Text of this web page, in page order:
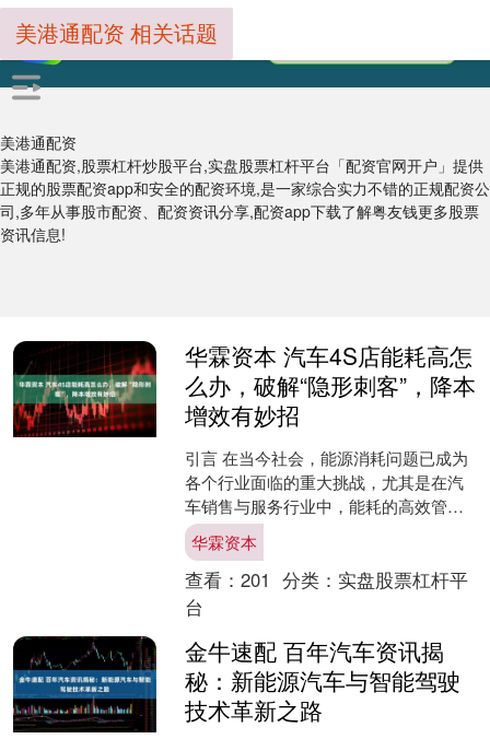
美港通配资
美港通配资,股票杠杆炒股平台,实盘股票杠杆平台「配资官网开户」提供
正规的股票配资app和安全的配资环境,是一家综合实力不错的正规配资公
司,多年从事股市配资、配资资讯分享,配资app下载了解粤友钱更多股票
资讯信息!
美港通配资 相关话题
华霖资本 汽车4S店能耗高怎
么办，破解“隐形刺客”，降本
增效有妙招
引言 在当今社会，能源消耗问题已成为
各个行业面临的重大挑战，尤其是在汽
车销售与服务行业中，能耗的高效管理
直接影响着企业的运营成本与环保责
任。 acrelfmx ....
华霖资本
查看： 201 分类： 实盘股票杠杆平
台
金牛速配 百年汽车资讯揭
秘：新能源汽车与智能驾驶
技术革新之路